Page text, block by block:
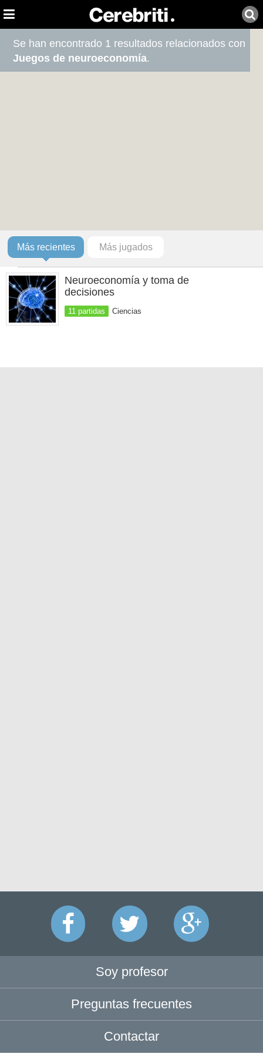
Se han encontrado 1 resultados relacionados con
Juegos de neuroeconomía.
Más recientes Más jugados
Neuroeconomía y toma de
decisiones
11 partidas Ciencias
Soy profesor
Preguntas frecuentes
Contactar